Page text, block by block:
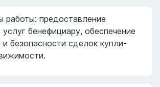
работы: предоставление
услуг бенефициару, обеспечение
и безопасности сделок купли-